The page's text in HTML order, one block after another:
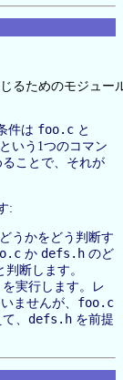
めのモジュー
件は foo.c と
という1つのコマン
ことで、それが
:
うかをどう判断す
か defs.h のど
断します。
を実行します。レ
ませんが、 foo.c
、 defs.h を前提